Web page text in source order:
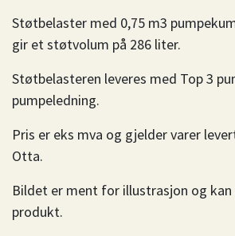
Støtbelaster med 0,75 m3
gir et støtvolum på 286 liter.
Støtbelasteren leveres med Top 3
pumpeledning.
Pris er eks mva og gjelder varer
Otta.
Bildet er ment for illustrasjon og
produkt.